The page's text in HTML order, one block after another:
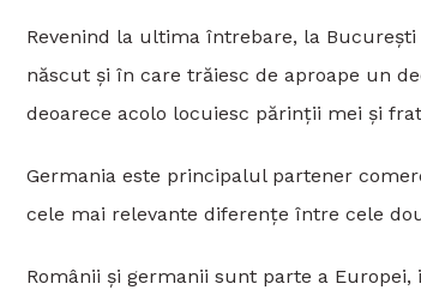
Revenind la ultima întrebare, la
născut și în care trăiesc de aproape un
deoarece acolo locuiesc părinții mei și
Germania este principalul partener
cele mai relevante diferențe între cele
Românii și germanii sunt parte a